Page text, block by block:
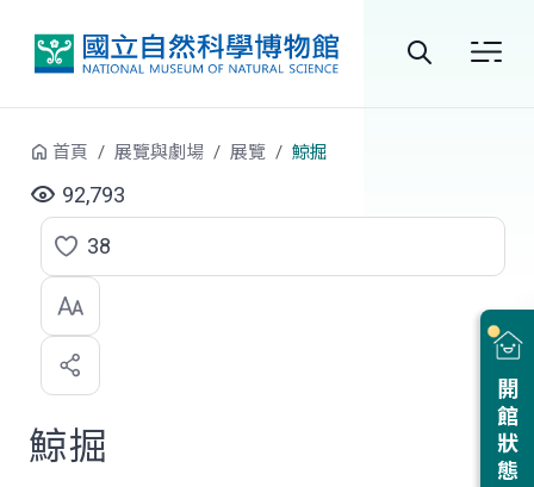
尋
開館狀態
首頁 展覽與劇場 展覽 鯨掘
92,793
點
選
喜
歡
38
鯨掘